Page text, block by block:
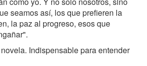
seamos así, los que prefieren la
la paz al progreso, esos que
Indispensable para entender